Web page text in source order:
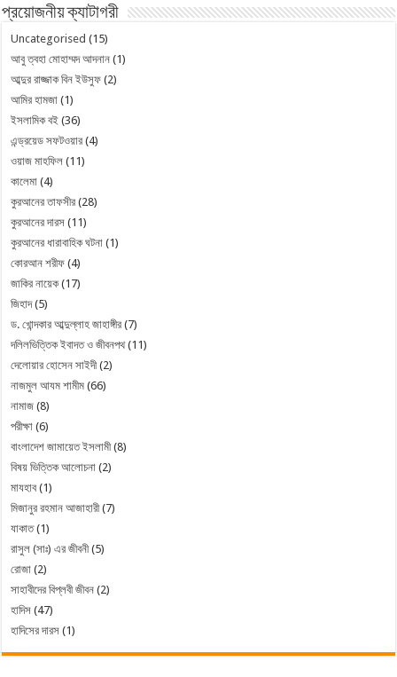
প্রয়োজনীয় ক্যাটাগরী
Uncategorised (15)
আবু ত্বহা মোহাম্মদ আদনান (1)
আব্দুর রাজ্জাক বিন ইউসুফ (2)
আমির হামজা (1)
ইসলামিক বই (36)
এন্ড্রয়েড সফটওয়ার (4)
ওয়াজ মাহফিল (11)
কালেমা (4)
কুরআনের তাফসীর (28)
কুরআনের দারস (11)
কুরআনের ধারাবাহিক ঘটনা (1)
কোরআন শরীফ (4)
জাকির নায়েক(17)
জিহাদ(5)
ড. খোন্দকার আব্দুল্লাহ জাহাঙ্গীর (7)
দলিলভিত্তিক ইবাদত ও জীবনপথ(11)
দেলোয়ার হোসেন সাইদী(2)
নাজমুল আযম শামীম (66)
নামাজ (8)
পরীক্ষা (6)
বাংলাদেশ জামায়েত ইসলামী(8)
বিষয় ভিত্তিক আলোচনা (2)
মাযহাব (1)
মিজানুর রহমান আজাহারী(7)
যাকাত(1)
রাসুল (সাঃ) এর জীবনী(5)
রোজা (2)
সাহাবীদের বিপ্লবী জীবন (2)
হাদিস (47)
হাদিসের দারস (1)